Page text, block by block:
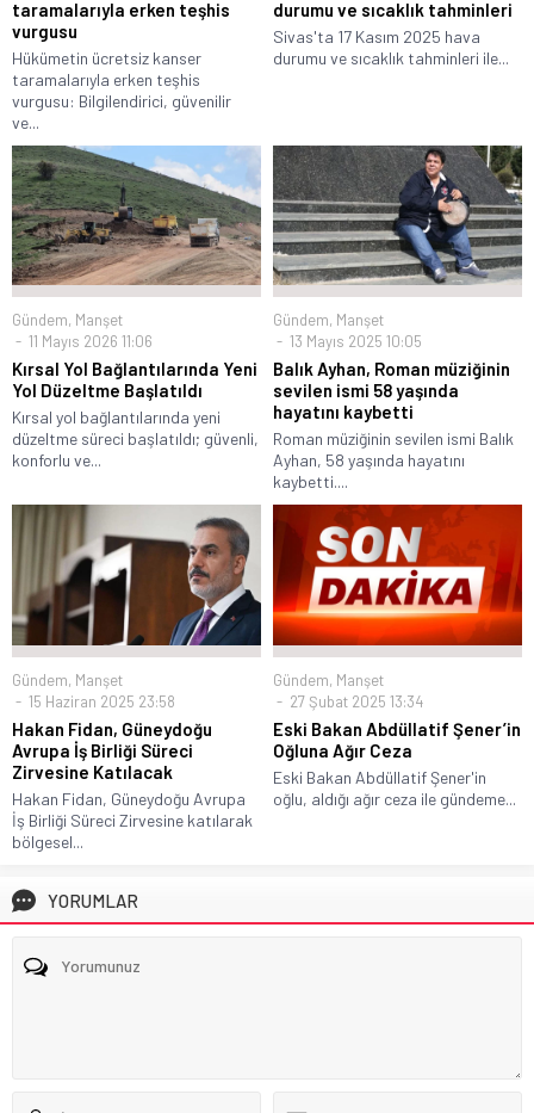
taramalarıyla erken teşhis
vurgusu
Hükümetin ücretsiz kanser
taramalarıyla erken teşhis
vurgusu: Bilgilendirici, güvenilir
ve...
durumu ve sıcaklık tahminleri
Sivas'ta 17 Kasım 2025 hava
durumu ve sıcaklık tahminleri ile...
Gündem, Manşet
11 Mayıs 2026 11:06
Kırsal Yol Bağlantılarında Yeni
Yol Düzeltme Başlatıldı
Kırsal yol bağlantılarında yeni
düzeltme süreci başlatıldı; güvenli,
konforlu ve...
Gündem, Manşet
13 Mayıs 2025 10:05
Balık Ayhan, Roman müziğinin
sevilen ismi 58 yaşında
hayatını kaybetti
Roman müziğinin sevilen ismi Balık
Ayhan, 58 yaşında hayatını
kaybetti....
Gündem, Manşet
15 Haziran 2025 23:58
Hakan Fidan, Güneydoğu
Avrupa İş Birliği Süreci
Zirvesine Katılacak
Hakan Fidan, Güneydoğu Avrupa
İş Birliği Süreci Zirvesine katılarak
bölgesel...
Gündem, Manşet
27 Şubat 2025 13:34
Eski Bakan Abdüllatif Şener’in
Oğluna Ağır Ceza
Eski Bakan Abdüllatif Şener'in
oğlu, aldığı ağır ceza ile gündeme...
YORUMLAR